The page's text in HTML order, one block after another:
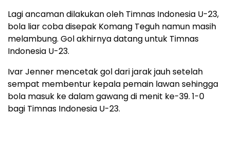
Lagi ancaman dilakukan oleh Timnas Indonesia U-23,
bola liar coba disepak Komang Teguh namun masih
melambung. Gol akhirnya datang untuk Timnas
Indonesia U-23.
Ivar Jenner mencetak gol dari jarak jauh setelah
sempat membentur kepala pemain lawan sehingga
bola masuk ke dalam gawang di menit ke-39. 1-0
bagi Timnas Indonesia U-23.